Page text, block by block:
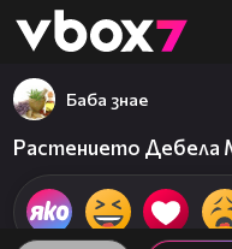
👾
Баба знае
Растението Дебела